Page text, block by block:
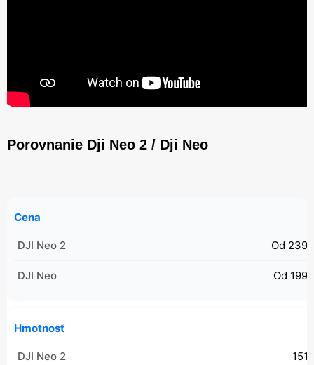
Porovnanie Dji Neo 2 / Dji Neo
Cena
Od 239
Od 199
Hmotnosť
151